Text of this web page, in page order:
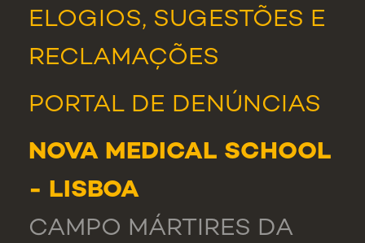
ELOGIOS, SUGESTÕES E
RECLAMAÇÕES
PORTAL DE DENÚNCIAS
NOVA MEDICAL SCHOOL
- LISBOA
CAMPO MÁRTIRES DA